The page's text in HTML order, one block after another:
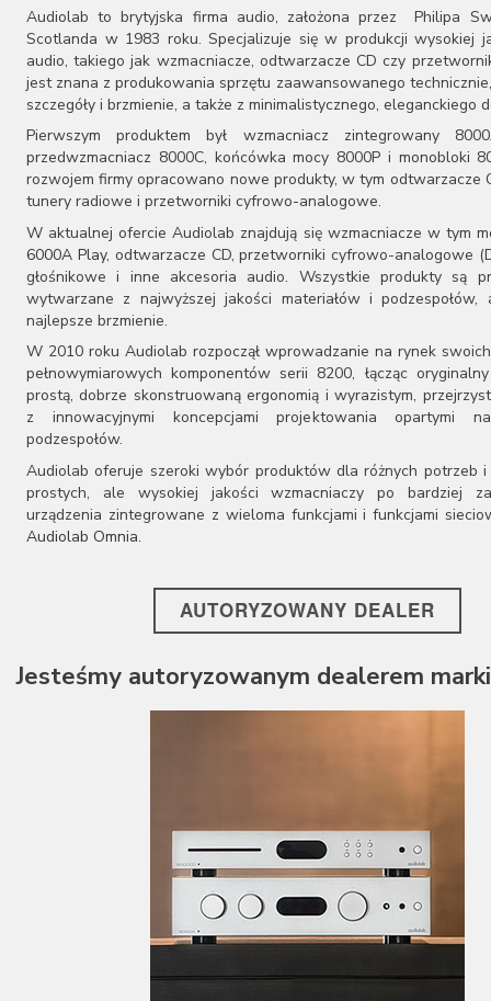
Audiosymptom
Audiovector
AUNE
Aura
Auralic
Aurender
Avantgarde Acoustic
AVM
Ayon Audio
Bandridge
Bang & Olufsen
BenQ
Beyerdynamic
Blok
Boenicke Audio
B-Tech
Buchardt Audio
Burson
Cambridge Audio
Canton
Cardas Audio
Cayin
Chario
Dali
Davis Acoustics
Audiolab to brytyjska firma audio, założona przez Philipa
Scotlanda w 1983 roku. Specjalizuje się w produkcji wysokiej
audio, takiego jak wzmacniacze, odtwarzacze CD czy
jest znana z produkowania sprzętu zaawansowanego
szczegóły i brzmienie, a także z minimalistycznego, eleganckiego
Pierwszym produktem był wzmacniacz zintegrowany
przedwzmacniacz 8000C, końcówka mocy 8000P i monobloki
rozwojem firmy opracowano nowe produkty, w tym odtwarzacze
tunery radiowe i przetworniki cyfrowo-analogowe.
W aktualnej ofercie Audiolab znajdują się wzmacniacze w tym
6000A Play, odtwarzacze CD, przetworniki cyfrowo-analogowe
głośnikowe i inne akcesoria audio. Wszystkie produkty są
wytwarzane z najwyższej jakości materiałów i podzespołów,
najlepsze brzmienie.
W 2010 roku Audiolab rozpoczął wprowadzanie na rynek
pełnowymiarowych komponentów serii 8200, łącząc
prostą, dobrze skonstruowaną ergonomią i wyrazistym,
z innowacyjnymi koncepcjami projektowania opartymi
podzespołów.
Audiolab oferuje szeroki wybór produktów dla różnych potrzeb
prostych, ale wysokiej jakości wzmacniaczy po bardziej
urządzenia zintegrowane z wieloma funkcjami i funkcjami
Audiolab Omnia.
AUTORYZOWANY DEALER
Jesteśmy autoryzowanym dealerem